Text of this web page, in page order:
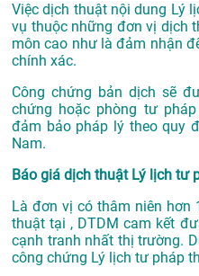
Việc dịch thuật nội dung Lý
vụ thuộc những đơn vị dịch
môn cao như là đảm nhận
chính xác.
Công chứng bản dịch sẽ
chứng hoặc phòng tư
đảm bảo pháp lý theo quy
Nam.
Báo giá dịch thuật Lý lịch tư
Là đơn vị có thâm niên hơn
thuật tại , DTDM cam kết
cạnh tranh nhất thị trường.
công chứng Lý lịch tư pháp